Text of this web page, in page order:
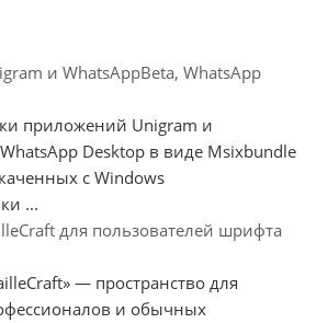
и WhatsAppBeta, WhatsApp
приложений Unigram и
Desktop в виде Msixbundle
с Windows
...
для пользователей шрифта
— пространство для
и обычных